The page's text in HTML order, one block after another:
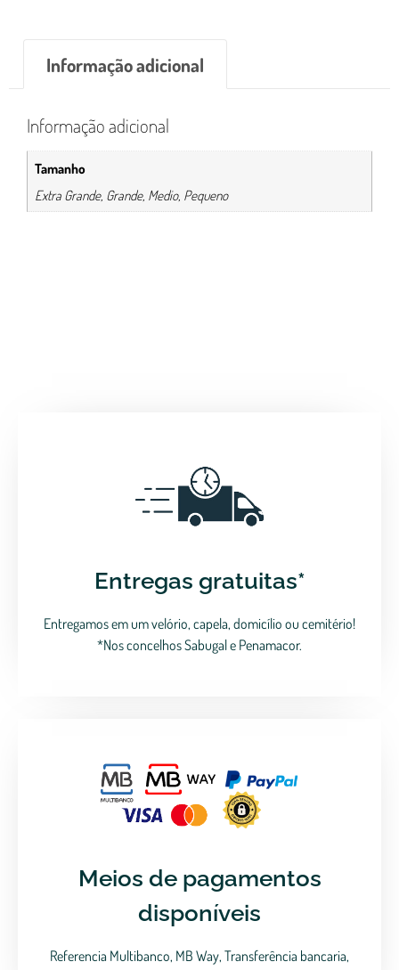
Informação adicional
Informação adicional
Tamanho
Extra Grande, Grande, Medio, Pequeno
Entregas gratuitas*
Entregamos em um velório, capela, domicílio ou cemitério!
*Nos concelhos Sabugal e Penamacor.
Meios de pagamentos
disponíveis
Referencia Multibanco, MB Way, Transferência bancaria,